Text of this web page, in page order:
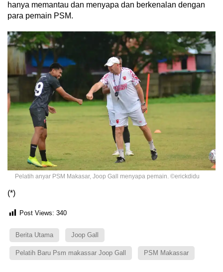
hanya memantau dan menyapa dan berkenalan dengan
para pemain PSM.
Pelatih anyar PSM Makasar, Joop Gall menyapa pemain. ©erickdidu
(*)
Post Views: 340
Berita Utama Joop Gall
Pelatih Baru Psm makassar Joop Gall PSM Makassar